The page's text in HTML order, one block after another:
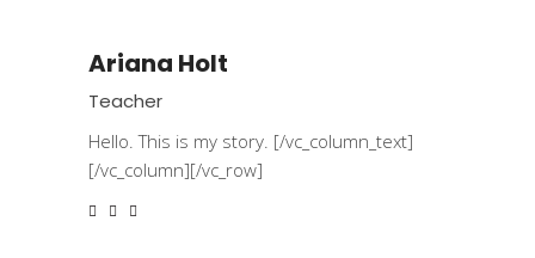
Ariana Holt
Teacher
Hello. This is my story. [/vc_column_text]
[/vc_column][/vc_row]